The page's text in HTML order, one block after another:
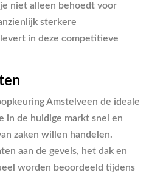
niet alleen behoedt voor
sterkere
in deze competitieve
Amstelveen de ideale
in de huidige markt snel en
zaken willen handelen.
aan de gevels, het dak en
worden beoordeeld tijdens